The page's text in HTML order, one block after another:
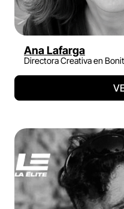
Ana Lafarga
Directora Creativa en